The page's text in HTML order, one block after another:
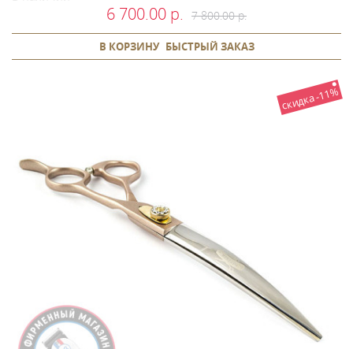
6 700.00 р. 7 800.00 р.
В КОРЗИНУ БЫСТРЫЙ ЗАКАЗ
скидка -11%